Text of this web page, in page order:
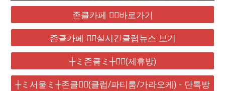
존클카페 ❤️‍🔥바로가기
존클카페 ❤️‍🔥실시간클럽뉴스 보기
┼ミ존클ミ┼❤️‍🔥(제휴방)
┼ミ서울ミ┼존클❤️‍🔥(클럽/파티룸/가라오케) - 단톡방